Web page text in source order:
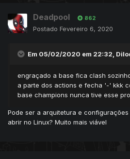
Deadpool 862
Postado Fevereiro 6, 2020
Em 05/02/2020 em 22:32,
engraçado a base fica clash
a parte dos actions e fecha '-' kkk
base champions nunca tive esse
Pode ser a arquitetura e configurações
abrir no Linux? Muito mais viável